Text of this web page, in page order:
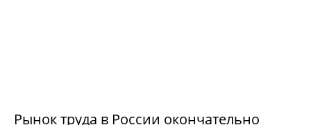
Рынок труда в России окончательно